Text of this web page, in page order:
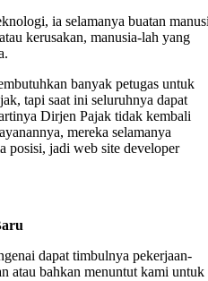
ia selamanya buatan
kerusakan, manusia-lah yang
banyak petugas untuk
tapi saat ini seluruhnya dapat
Dirjen Pajak tidak kembali
mereka selamanya
posisi, jadi web site developer
dapat timbulnya pekerjaan-
atau bahkan menuntut kami untuk